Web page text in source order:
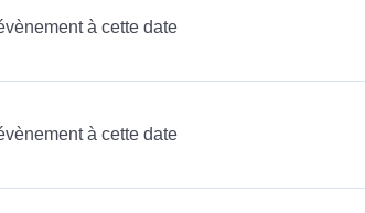
à cette date
à cette date